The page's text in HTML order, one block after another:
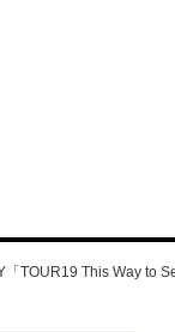
TOUR19 This Way to